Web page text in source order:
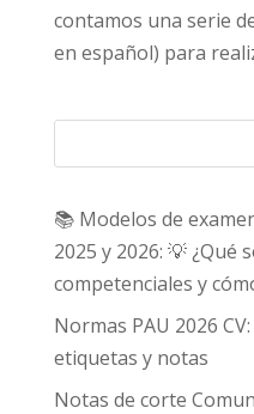
contamos una serie
en español) para
📚 Modelos de
2025 y 2026: 💡 ¿Qué
competenciales y
Normas PAU 2026
etiquetas y notas
Notas de corte